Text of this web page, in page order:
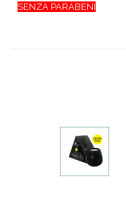
SENZA PARABENI